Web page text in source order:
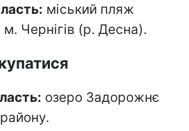
міський пляж
Чернігів (р. Десна).
озеро Задорожнє